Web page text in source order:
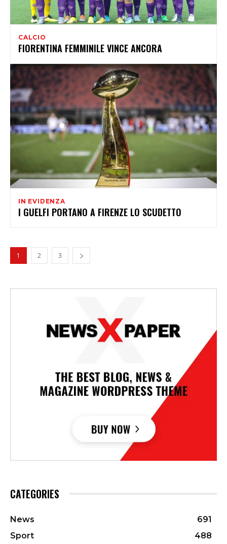
CALCIO
FIORENTINA FEMMINILE VINCE ANCORA
IN EVIDENZA
I GUELFI PORTANO A FIRENZE LO SCUDETTO
1 2 3
CATEGORIES
News
691
Sport
488